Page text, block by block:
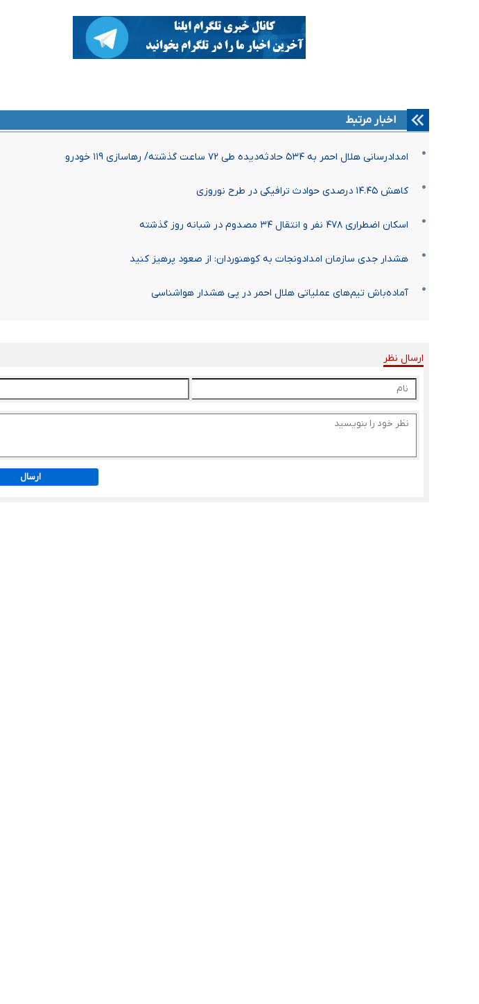
اخبار مرتبط
امدادرسانی هلال احمر به ۵۳۴ حادثه‌دیده طی ۷۲ ساعت گذشته/ رهاسازی ۱۱۹ خودرو
کاهش ۱۴.۴۵ درصدی حوادث ترافیکی در طرح نوروزی
اسکان اضطراری ۴۷۸ نفر و انتقال ۳۴ مصدوم در شبانه ‌روز گذشته
هشدار جدی سازمان امدادونجات به کوهنوردان: از صعود پرهیز کنید​
آماده‌باش تیم‌های عملیاتی هلال احمر در پی هشدار هواشناسی
ارسال نظر
ارسال